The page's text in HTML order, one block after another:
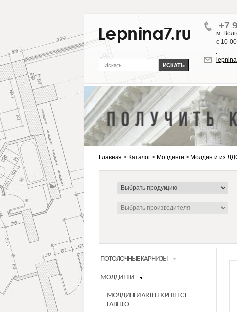
+7
м.
с 10-
Главная > Каталог > Молдинги > Молдинги из
ПОТОЛОЧНЫЕ КАРНИЗЫ
МОЛДИНГИ
МОЛДИНГИ ARTFLEX PERFECT
FABELLO